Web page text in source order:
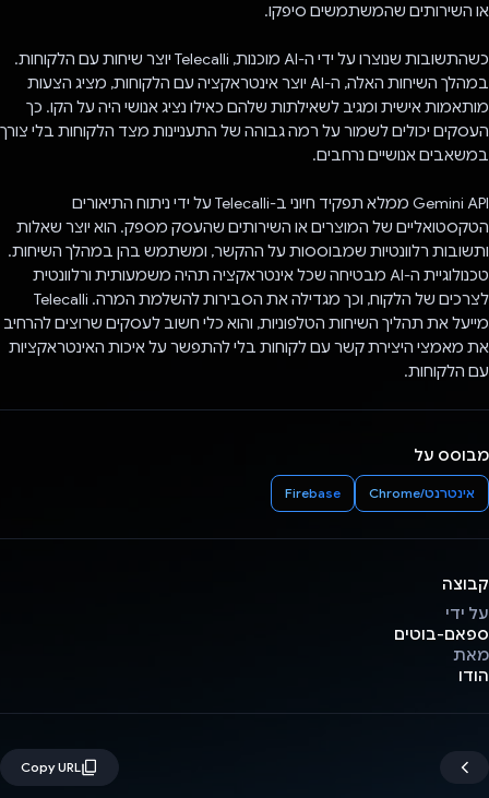
או השירותים שהמשתמשים סיפקו.
כשהתשובות שנוצרו על ידי ה-AI מוכנות, Telecalli יוצר שיחות עם הלקוחות.
במהלך השיחות האלה, ה-AI יוצר אינטראקציה עם הלקוחות, מציג הצעות
מותאמות אישית ומגיב לשאילתות שלהם כאילו נציג אנושי היה על הקו. כך
העסקים יכולים לשמור על רמה גבוהה של התעניינות מצד הלקוחות בלי צורך
במשאבים אנושיים נרחבים.
Gemini API ממלא תפקיד חיוני ב-Telecalli על ידי ניתוח התיאורים
הטקסטואליים של המוצרים או השירותים שהעסק מספק. הוא יוצר שאלות
ותשובות רלוונטיות שמבוססות על ההקשר, ומשתמש בהן במהלך השיחות.
טכנולוגיית ה-AI מבטיחה שכל אינטראקציה תהיה משמעותית ורלוונטית
לצרכים של הלקוח, וכך מגדילה את הסבירות להשלמת המרה. Telecalli
מייעל את תהליך השיחות הטלפוניות, והוא כלי חשוב לעסקים שרוצים להרחיב
את מאמצי היצירת קשר עם לקוחות בלי להתפשר על איכות האינטראקציות
עם הלקוחות.
מבוסס על
אינטרנט/Chrome Firebase
קבוצה
על ידי
ספאם-בוטים
מאת
הודו